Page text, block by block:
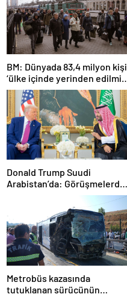
BM: Dünyada 83,4 milyon kişi
‘ülke içinde yerinden edilmiş’
olarak yaşıyor
Donald Trump Suudi
Arabistan’da: Görüşmelerde
Metrobüs kazasında
tutuklanan sürücünün